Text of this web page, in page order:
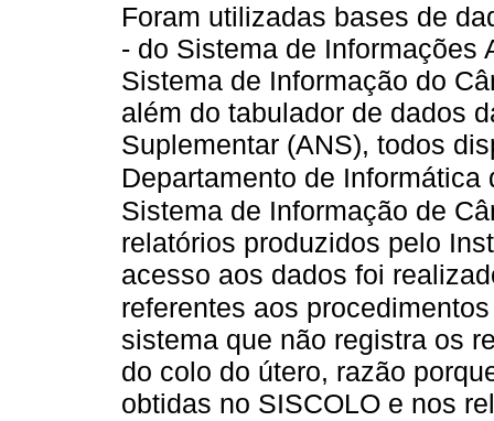
Foram utilizadas bases de
- do Sistema de Informações
Sistema de Informação do
além do tabulador de dados
Suplementar (ANS), todos
Departamento de Informática
Sistema de Informação de
relatórios produzidos pelo
acesso aos dados foi
referentes aos
sistema que não registra os
do colo do útero, razão
obtidas no SISCOLO e nos